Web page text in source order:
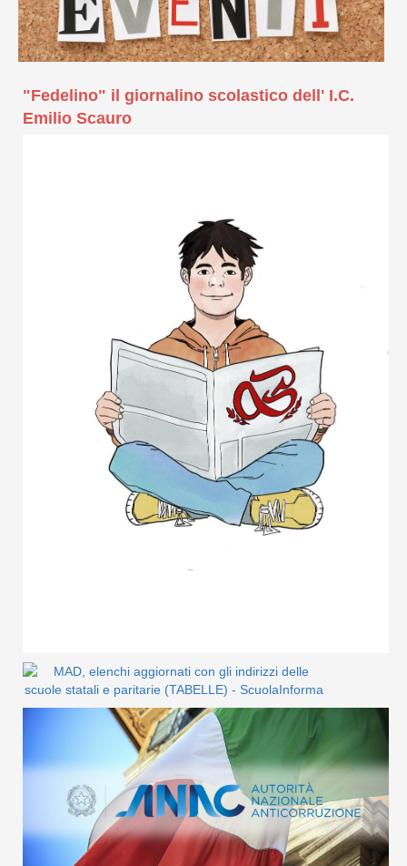
"Fedelino" il giornalino scolastico dell' I.C.
Emilio Scauro